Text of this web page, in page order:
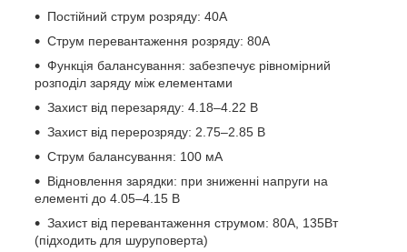
Постійний струм розряду: 40А
Струм перевантаження розряду: 80А
Функція балансування: забезпечує рівномірний
розподіл заряду між елементами
Захист від перезаряду: 4.18–4.22 В
Захист від перерозряду: 2.75–2.85 В
Струм балансування: 100 мА
Відновлення зарядки: при зниженні напруги на
елементі до 4.05–4.15 В
Захист від перевантаження струмом: 80А, 135Вт
(підходить для шуруповерта)